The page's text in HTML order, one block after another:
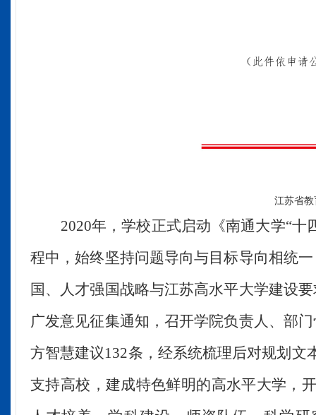
江苏省
2020年，学校正式启动《南通大学“
程中，始终坚持问题导向与目标导向相统
国、人才强国战略与江苏高水平大学建设
广发意见征集通知，召开学院负责人、部
方智慧建议132条，经系统梳理后对规划文
支持高校，建成特色鲜明的高水平大学 ，